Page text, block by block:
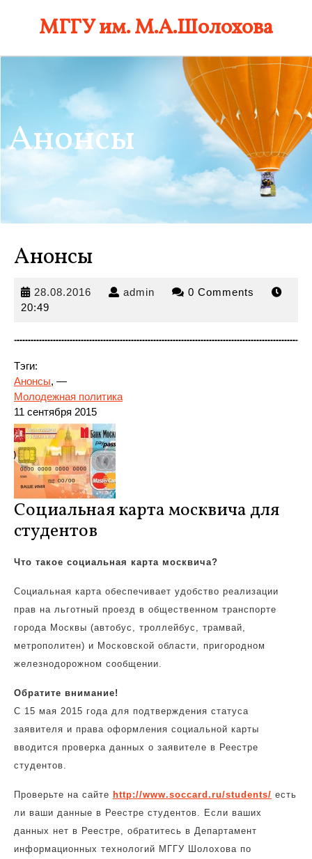
МГГУ им. М.А.Шолохова
Анонсы
Анонсы
28.08.2016 28.08.2016
admin admin 0 Comments
20:49
Тэги:
Анонсы, —
Молодежная политика
11 сентября 2015
Социальная карта москвича для
студентов
Что такое социальная карта москвича?
Социальная карта обеспечивает удобство реализации
прав на льготный проезд в общественном транспорте
города Москвы (автобус, троллейбус, трамвай,
метрополитен) и Московской области, пригородном
железнодорожном сообщении.
Обратите внимание!
С 15 мая 2015 года для подтверждения статуса
заявителя и права оформления социальной карты
вводится проверка данных о заявителе в Реестре
студентов.
Проверьте на сайте http://www.soccard.ru/students/ есть
ли ваши данные в Реестре студентов. Если ваших
данных нет в Реестре, обратитесь в Департамент
информационных технологий МГГУ Шолохова по